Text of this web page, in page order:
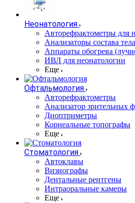
Неонатология
Авторефрактометры для
Анализаторы состава тела
Аппараты обогрева
ИВЛ для неонатологии
Еще
Офтальмология
Авторефрактометры
Анализатор зрительных
Диоптриметры
Корнеальные топографы
Еще
Стоматология
Автоклавы
Визиографы
Дентальные рентгены
Интраоральные камеры
Еще